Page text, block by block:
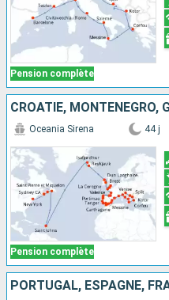
Pension complète
Pension complète
Oceania Sirena 44 j
PORTUGAL, ESPAGNE,